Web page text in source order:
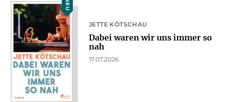
NEU
JETTE KÖTSCHAU
Dabei waren wir uns immer so
nah
17.07.2026